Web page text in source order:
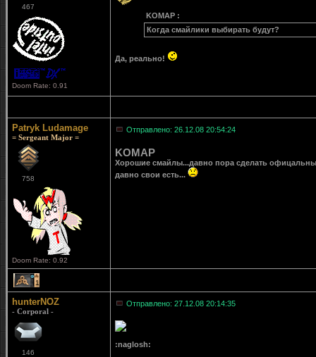
467
Doom Rate: 0.91
KOMAP :
Когда смайлики выбирать будут?
Да, реально!
Patryk Ludamage
= Sergeant Major =
758
Doom Rate: 0.92
Отправлено: 26.12.08 20:54:24
KOMAP
Хорошие смайлы...давно пора сделать
давно свои есть...
1
hunterNOZ
- Corporal -
146
Отправлено: 27.12.08 20:14:35
:naglosh: